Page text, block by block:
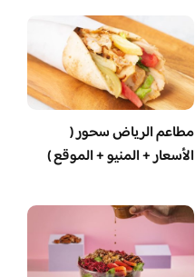
مطاعم الرياض سحور (
الأسعار + المنيو + الموقع )